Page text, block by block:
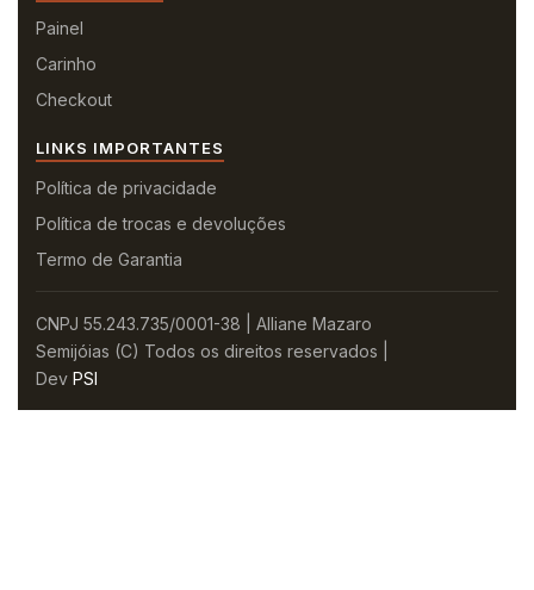
Painel
Carinho
Checkout
LINKS IMPORTANTES
Política de privacidade
Política de trocas e devoluções
Termo de Garantia
CNPJ 55.243.735/0001-38 | Alliane Mazaro
Semijóias (C) Todos os direitos reservados |
Dev PSI